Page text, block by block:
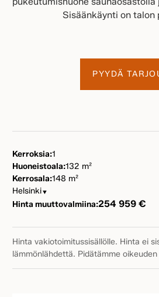
Sisäänkäynti on talon
PYYDÄ
Kerroksia:1
Huoneistoala:132 m²
Kerrosala:148 m²
Helsinki▼
Hinta muuttovalmiina:254 959 €
Hinta vakiotoimitussisällölle. Hinta ei
lämmönlähdettä. Pidätämme